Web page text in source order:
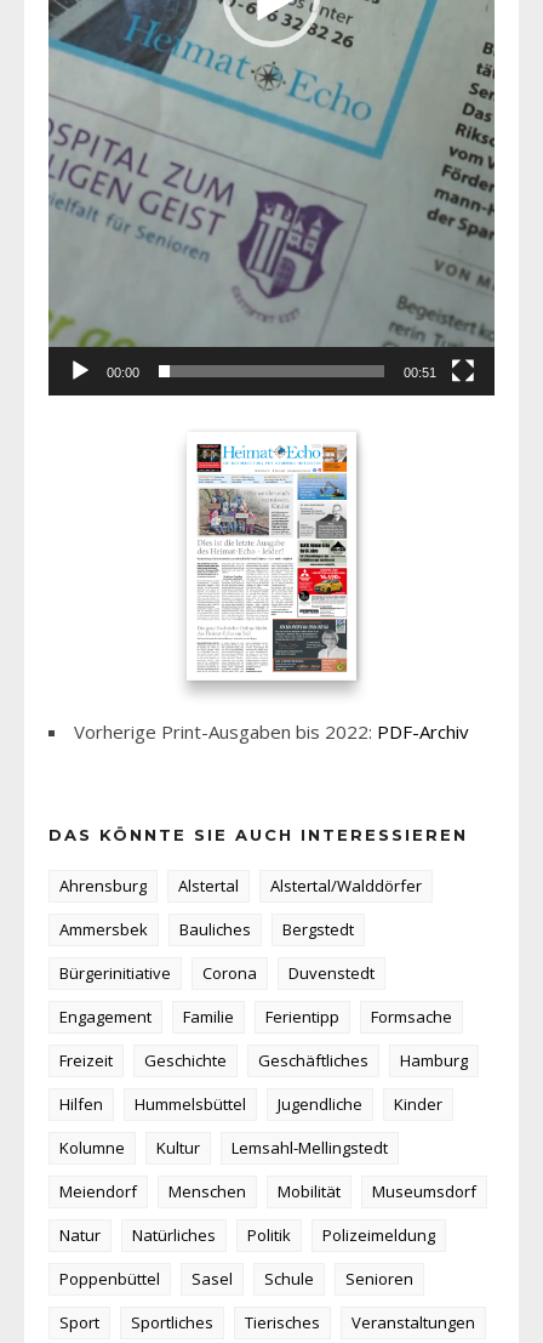
00:00 00:51
Vorherige Print-Ausgaben bis 2022: PDF-Archiv
DAS KÖNNTE SIE AUCH INTERESSIEREN
Ahrensburg Alstertal
Alstertal/Walddörfer
Ammersbek
Bauliches
Bergstedt
Bürgerinitiative
Corona
Duvenstedt
Engagement
Familie Ferientipp
Formsache
Freizeit
Geschichte Geschäftliches
Hamburg
Hilfen
Hummelsbüttel Jugendliche
Kinder
Kolumne
Kultur
Lemsahl-Mellingstedt
Meiendorf
Menschen Mobilität
Museumsdorf
Natur
Natürliches Politik
Polizeimeldung
Poppenbüttel
Sasel Schule
Senioren
Sport
Sportliches Tierisches
Veranstaltungen